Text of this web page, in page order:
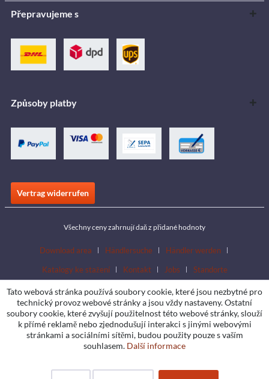
Přepravujeme s
Způsoby platby
Vertrag widerrufen
Všechny ceny zahrnují daň z přidané hodnoty
Download area Händlersuche
Händler werden
Katalogy ke stažení
Kontakt Jobs Standorte
Tato webová stránka používá soubory cookie, které jsou nezbytné pro
technický provoz webové stránky a jsou vždy nastaveny. Ostatní
soubory cookie, které zvyšují použitelnost této webové stránky, slouží
k přímé reklamě nebo zjednodušují interakci s jinými webovými
stránkami a sociálními sítěmi, budou použity pouze s vaším
souhlasem. Další informace